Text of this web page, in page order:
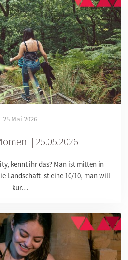
25 Mai 2026
| 25.05.2026
kennt ihr das? Man ist mitten in
Landschaft ist eine 10/10, man will
kur…